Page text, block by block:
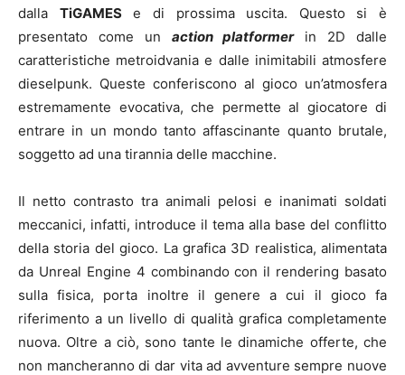
dalla TiGAMESe di prossima uscita. Questo si è
presentato come un action platformerin 2D dalle
caratteristiche metroidvania e dalle inimitabili atmosfere
dieselpunk. Queste conferiscono al gioco un’atmosfera
estremamente evocativa, che permette al giocatore di
entrare in un mondo tanto affascinante quanto brutale,
soggetto ad una tirannia delle macchine.
Il netto contrasto tra animali pelosi e inanimati soldati
meccanici, infatti, introduce il tema alla base del conflitto
della storia del gioco. La grafica 3D realistica, alimentata
da Unreal Engine 4 combinando con il rendering basato
sulla fisica, porta inoltre il genere a cui il gioco fa
riferimento a un livello di qualità grafica completamente
nuova. Oltre a ciò, sono tante le dinamiche offerte, che
non mancheranno di dar vita ad avventure sempre nuove